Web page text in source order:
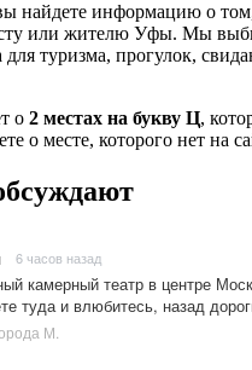
найдете информацию о том,
или жителю Уфы. Мы
туризма, прогулок,
о 2 местах на букву Ц,
о месте, которого нет на
6 часов назад
камерный театр в центре
туда и влюбитесь, назад
М.